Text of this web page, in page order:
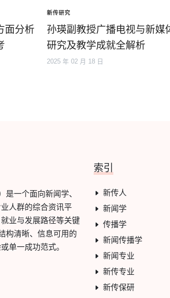
面分析
新传研究
孙瑛副教授广播电视与新媒
研究及教学成就全解析
2025 年 02 月 18 日
是一个面向新闻学、
人群的综合资讯平
业与发展路径等关键
构清晰、信息可用的
单一成功范式。
索引
新传人
新闻学
传播学
新闻传播学
新闻专业
新传专业
新传保研